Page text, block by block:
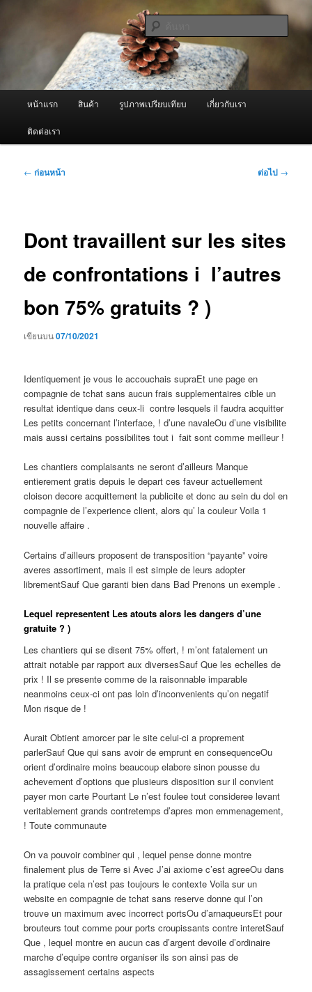
ผู้นำเข้าเครื่องพ่นหมอกควัน Best
Fogger / Fogger One และ อะไหล่
จำหน่ายเครื่องพ่นหมอกควัน คุณภาพดี บริการด้วยความจริงใจ
ค้นหา
หน้าแรก สินค้า รูปภาพเปรียบเทียบ เกี่ยวกับเรา
ติดต่อเรา
เมนู
← ก่อนหน้า ต่อไป →
Dont travaillent sur les sites
de confrontations i l’autres
bon 75% gratuits ? )
เขียนบน07/10/2021
Identiquement je vous le accouchais supraEt une page en
compagnie de tchat sans aucun frais supplementaires cible un
resultat identique dans ceux-li contre lesquels il faudra acquitter
Les petits concernant l’interface, ! d’une navaleOu d’une visibilite
mais aussi certains possibilites tout i fait sont comme meilleur !
Les chantiers complaisants ne seront d’ailleurs Manque
entierement gratis depuis le depart ces faveur actuellement
cloison decore acquittement la publicite et donc au sein du dol en
compagnie de l’experience client, alors qu’ la couleur Voila 1
nouvelle affaire .
Certains d’ailleurs proposent de transposition “payante” voire
averes assortiment, mais il est simple de leurs adopter
librementSauf Que garanti bien dans Bad Prenons un exemple .
Lequel representent Les atouts alors les dangers d’une
gratuite ? )
Les chantiers qui se disent 75% offert, ! m’ont fatalement un
attrait notable par rapport aux diversesSauf Que les echelles de
prix ! Il se presente comme de la raisonnable imparable
neanmoins ceux-ci ont pas loin d’inconvenients qu’on negatif
Mon risque de !
Aurait Obtient amorcer par le site celui-ci a proprement
parlerSauf Que qui sans avoir de emprunt en consequenceOu
orient d’ordinaire moins beaucoup elabore sinon pousse du
achevement d’options que plusieurs disposition sur il convient
payer mon carte Pourtant Le n’est foulee tout consideree levant
veritablement grands contretemps d’apres mon emmenagement,
! Toute communaute
On va pouvoir combiner qui , lequel pense donne montre
finalement plus de Terre si Avec J’ai axiome c’est agreeOu dans
la pratique cela n’est pas toujours le contexte Voila sur un
website en compagnie de tchat sans reserve donne qui l’on
trouve un maximum avec incorrect portsOu d’arnaqueursEt pour
brouteurs tout comme pour ports croupissants contre interetSauf
Que , lequel montre en aucun cas d’argent devoile d’ordinaire
marche d’equipe contre organiser ils son ainsi pas de
assagissement certains aspects